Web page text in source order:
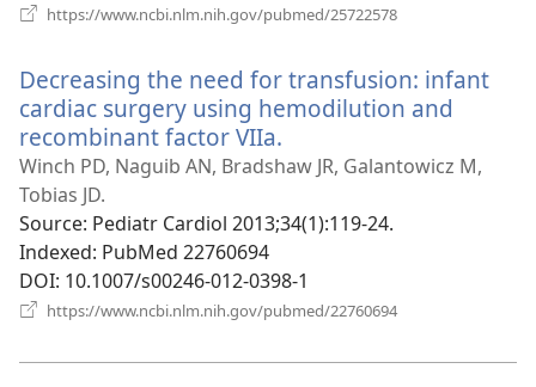
https://www.ncbi.nlm.nih.gov/pubmed/25722578
вікні)
Decreasing the need for transfusion: infant
cardiac surgery using hemodilution and
recombinant factor VIIa.
у
вікні)
Winch PD, Naguib AN, Bradshaw JR, Galantowicz M,
Tobias JD.
Source‎: Pediatr Cardiol 2013;34(1):119-24.
Indexed‎: PubMed 22760694
DOI‎: 10.1007/s00246-012-0398-1
https://www.ncbi.nlm.nih.gov/pubmed/22760694